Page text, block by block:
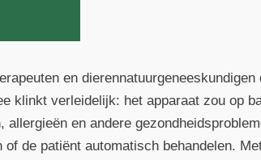
en
klinkt verleidelijk: het apparaat zou op
en andere
de patiënt automatisch behandelen.